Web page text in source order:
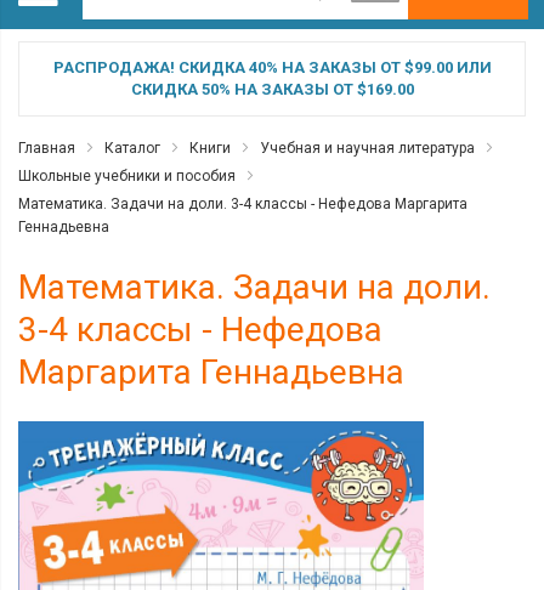
РАСПРОДАЖА! СКИДКА 40% НА ЗАКАЗЫ ОТ $99.00 ИЛИ
СКИДКА 50% НА ЗАКАЗЫ ОТ $169.00
Главная Каталог Книги
Учебная и научная литература
Школьные учебники и пособия
Математика. Задачи на доли. 3-4 классы - Нефедова Маргарита
Геннадьевна
Математика. Задачи на доли.
3-4 классы - Нефедова
Маргарита Геннадьевна